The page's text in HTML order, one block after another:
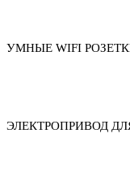
УМНЫЕ WIFI
ЭЛЕКТРОПРИВОД